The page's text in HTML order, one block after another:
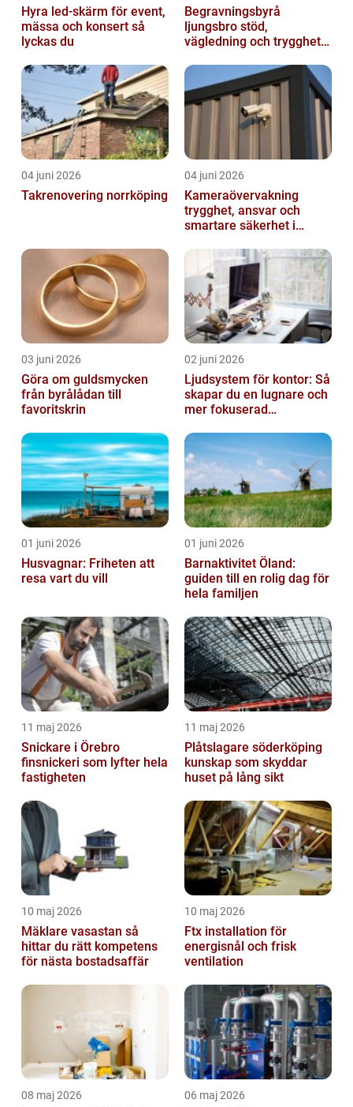
Hyra led-skärm för event,
mässa och konsert så
lyckas du
Begravningsbyrå
ljungsbro stöd,
vägledning och trygghet
04 juni 2026
Takrenovering norrköping
04 juni 2026
Kameraövervakning
trygghet, ansvar och
smartare säkerhet i
03 juni 2026
Göra om guldsmycken
från byrålådan till
favoritskrin
02 juni 2026
Ljudsystem för kontor: Så
skapar du en lugnare och
mer fokuserad
01 juni 2026
Husvagnar: Friheten att
resa vart du vill
01 juni 2026
Barnaktivitet Öland:
guiden till en rolig dag för
hela familjen
11 maj 2026
Snickare i Örebro
finsnickeri som lyfter hela
fastigheten
11 maj 2026
Plåtslagare söderköping
kunskap som skyddar
huset på lång sikt
10 maj 2026
Mäklare vasastan så
hittar du rätt kompetens
för nästa bostadsaffär
10 maj 2026
Ftx installation för
energisnål och frisk
ventilation
08 maj 2026 06 maj 2026